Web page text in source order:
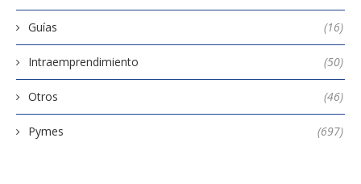
Guías (16)
Intraemprendimiento (50)
Otros (46)
Pymes (697)